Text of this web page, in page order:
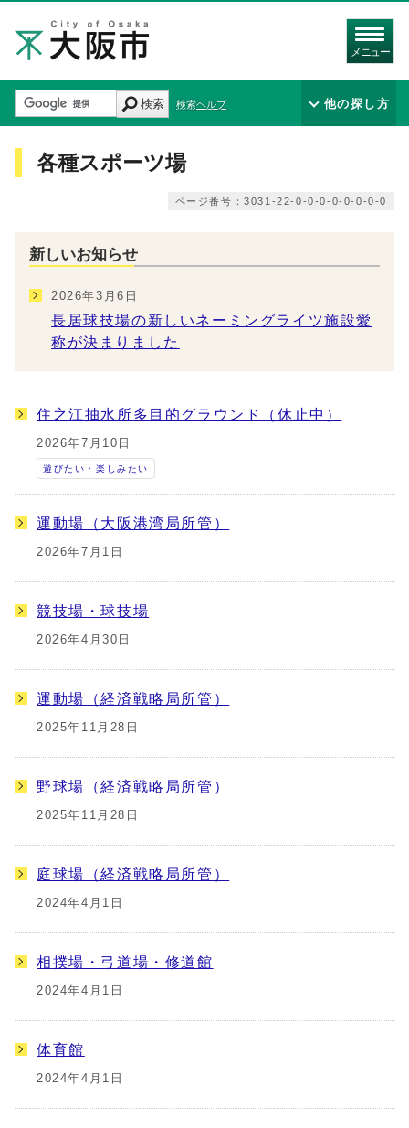
メニュー
検索 検索ヘルプ 他の探し方
各種スポーツ場
ページ番号：3031-22-0-0-0-0-0-0-0-0
新しいお知らせ
2026年3月6日
⻑居球技場の新しいネーミングライツ施設愛
称が決まりました
住之江抽水所多目的グラウンド（休止中）
2026年7月10日
遊びたい・楽しみたい
運動場（大阪港湾局所管）
2026年7月1日
競技場・球技場
2026年4月30日
運動場（経済戦略局所管）
2025年11月28日
野球場（経済戦略局所管）
2025年11月28日
庭球場（経済戦略局所管）
2024年4月1日
相撲場・弓道場・修道館
2024年4月1日
体育館
2024年4月1日